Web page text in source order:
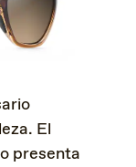
El
presenta